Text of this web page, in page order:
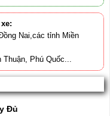
Nai,các tỉnh Miền
Phú Quốc...
Đủ